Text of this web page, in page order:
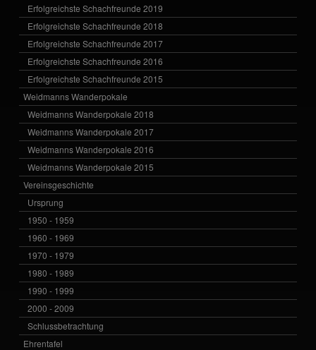
Erfolgreichste Schachfreunde 2019
Erfolgreichste Schachfreunde 2018
Erfolgreichste Schachfreunde 2017
Erfolgreichste Schachfreunde 2016
Erfolgreichste Schachfreunde 2015
Weidmanns Wanderpokale
Weidmanns Wanderpokale 2018
Weidmanns Wanderpokale 2017
Weidmanns Wanderpokale 2016
Weidmanns Wanderpokale 2015
Vereinsgeschichte
Ursprung
1950 - 1959
1960 - 1969
1970 - 1979
1980 - 1989
1990 - 1999
2000 - 2009
Schlussbetrachtung
Ehrentafel